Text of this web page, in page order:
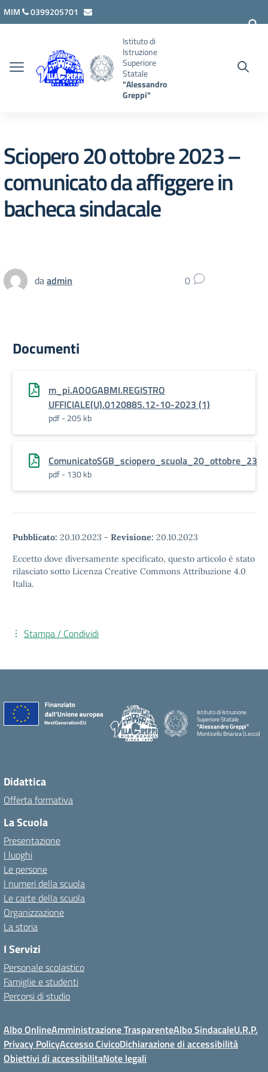
Vai ai contenuti
Vai al menu di navigazione
Vai al footer
MIM
0399205701
Istituto di
Istruzione
Superiore
Statale
"Alessandro
Greppi"
Sciopero 20 ottobre 2023 –
comunicato da affiggere in
bacheca sindacale
daadmin 0
Documenti
m_pi.AOOGABMI.REGISTRO
UFFICIALE(U).0120885.12-10-2023 (1)
pdf - 205 kb
ComunicatoSGB_sciopero_scuola_20_ottobre_23
pdf - 130 kb
Pubblicato: 20.10.2023 - Revisione: 20.10.2023
Eccetto dove diversamente specificato, questo articolo è stato
rilasciato sotto Licenza Creative Commons Attribuzione 4.0
Italia.
Stampa / Condividi
Istituto di Istruzione
Superiore Statale
"Alessandro Greppi"
Monticello Brianza (Lecco)
Didattica
Offerta formativa
La Scuola
Presentazione
I luoghi
Le persone
I numeri della scuola
Le carte della scuola
Organizzazione
La storia
I Servizi
Personale scolastico
Famiglie e studenti
Percorsi di studio
Albo OnlineAmministrazione TrasparenteAlbo SindacaleU.R.P.
Privacy PolicyAccesso CivicoDichiarazione di accessibilità
Obiettivi di accessibilitaNote legali